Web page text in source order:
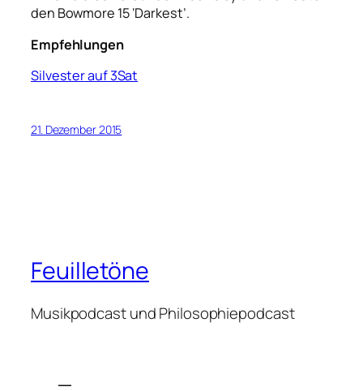
den Bowmore 15 ‘Darkest’.
Empfehlungen
Silvester auf 3Sat
21. Dezember 2015
Feuilletöne
Musikpodcast und Philosophiepodcast